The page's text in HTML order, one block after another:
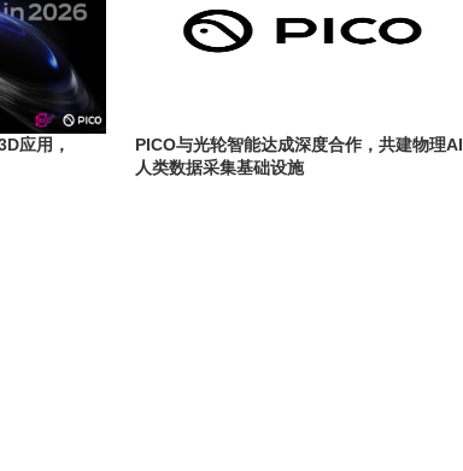
应用，
PICO与光轮智能达成深度合作，共建物理AI
人类数据采集基础设施